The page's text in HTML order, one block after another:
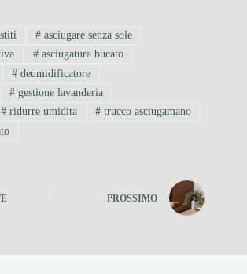
#asciugare senza sole
#asciugatura bucato
#deumidificatore
#gestione lavanderia
#ridurre umidita # trucco asciugamano
PROSSIMO